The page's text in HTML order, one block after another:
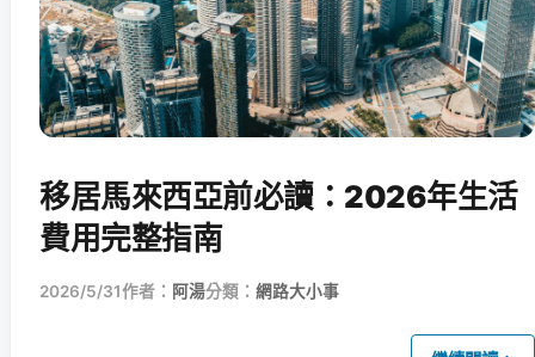
移居馬來西亞前必讀：2026年生活
費用完整指南
2026/5/31作者： 阿湯分類： 網路大小事